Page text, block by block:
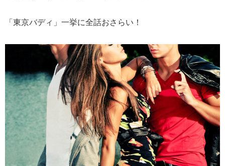
「東京バディ」一挙に全話おさらい！